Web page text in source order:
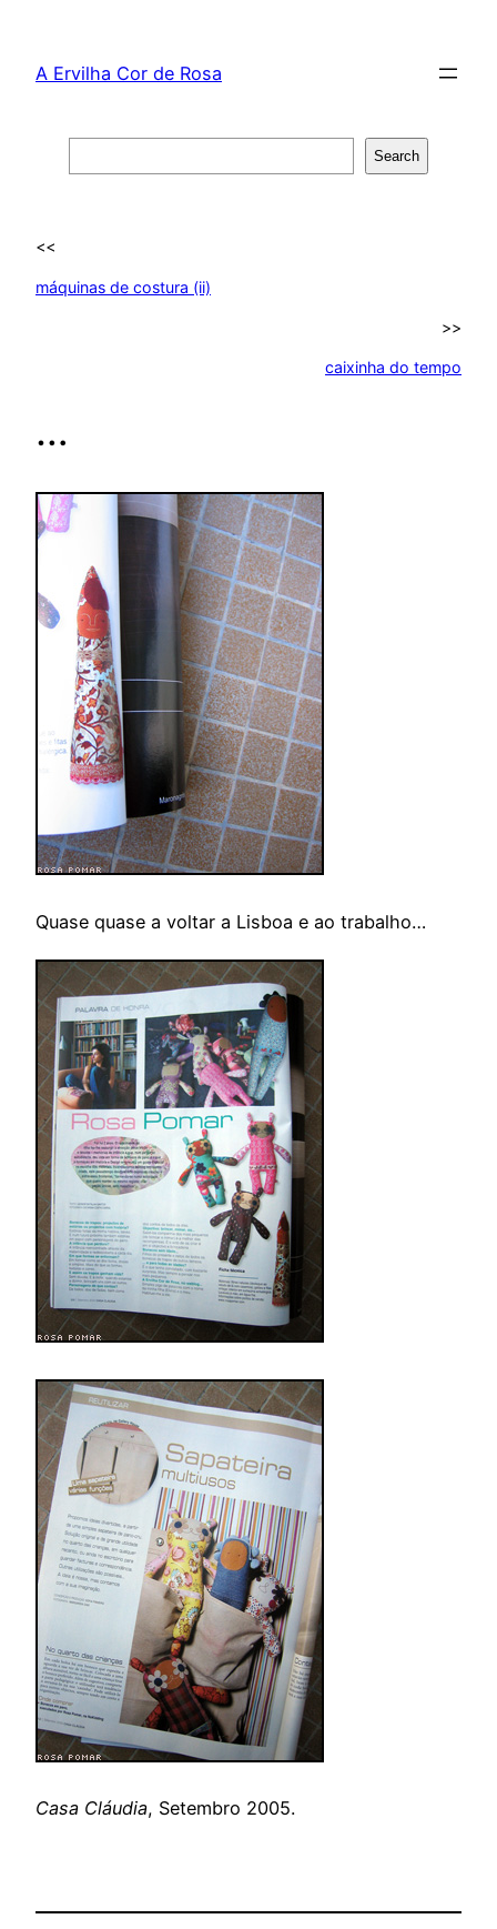
content
A Ervilha Cor de Rosa
Search
<<
máquinas de costura (ii)
>>
caixinha do tempo
…
Quase quase a voltar a Lisboa e ao trabalho…
Casa Cláudia, Setembro 2005.